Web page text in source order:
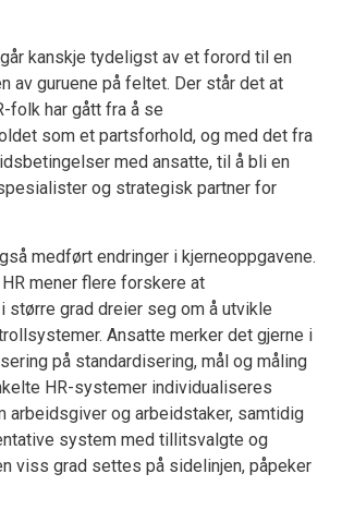
kanskje tydeligst av et forord til en
av guruene på feltet. Der står det at
folk har gått fra å se
som et partsforhold, og med det fra
med ansatte, til å bli en
og strategisk partner for
medført endringer i kjerneoppgavene.
mener flere forskere at
større grad dreier seg om å utvikle
Ansatte merker det gjerne i
på standardisering, mål og måling
HR-systemer individualiseres
arbeidsgiver og arbeidstaker, samtidig
system med tillitsvalgte og
viss grad settes på sidelinjen, påpeker